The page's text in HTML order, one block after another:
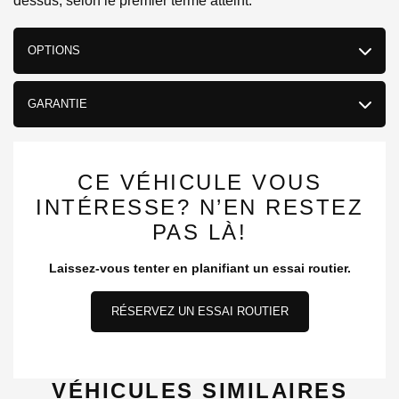
OPTIONS
GARANTIE
CE VÉHICULE VOUS
INTÉRESSE? N’EN RESTEZ
PAS LÀ!
Laissez-vous tenter en planifiant un essai routier.
RÉSERVEZ UN ESSAI ROUTIER
VÉHICULES SIMILAIRES